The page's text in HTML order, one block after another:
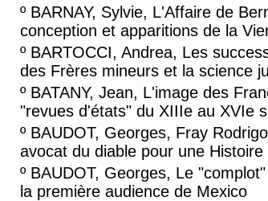
º BARNAY, Sylvie, L'Affaire de
conception et apparitions de la
º BARTOCCI, Andrea, Les
des Frères mineurs et la science
º BATANY, Jean, L'image des
"revues d'états" du XIIIe au XVIe
º BAUDOT, Georges, Fray
avocat du diable pour une Histoire
º BAUDOT, Georges, Le
la première audience de Mexico